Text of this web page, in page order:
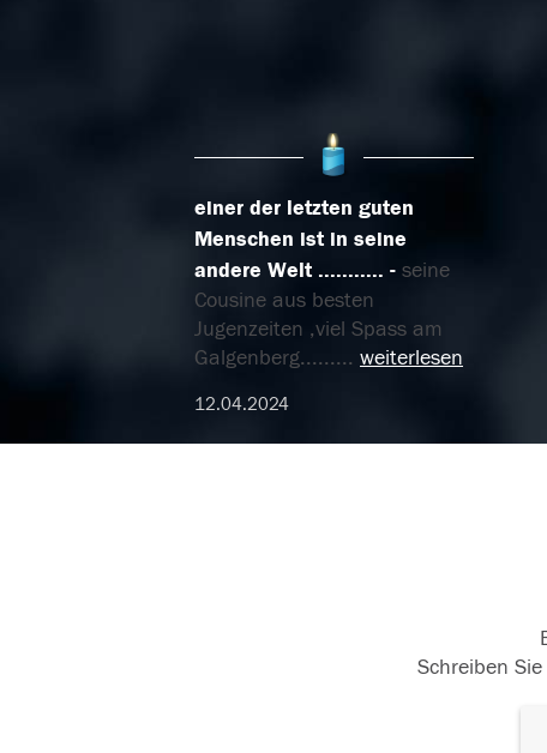
einer der letzten guten
Menschen ist in seine
andere Welt ...........
seine
Cousine aus besten
Jugenzeiten ,viel Spass am
Galgenberg......... weiterlesen
12.04.2024
Schreiben